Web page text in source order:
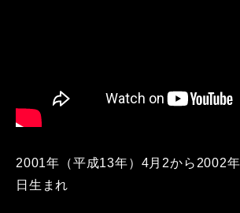
2001年（平成13年）4月2から2002
日生まれ